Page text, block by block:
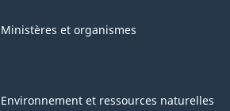
Ministères et organismes
Environnement et ressources naturelles